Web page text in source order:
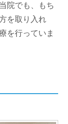
院でも、もち
を取り入れ
を行っていま